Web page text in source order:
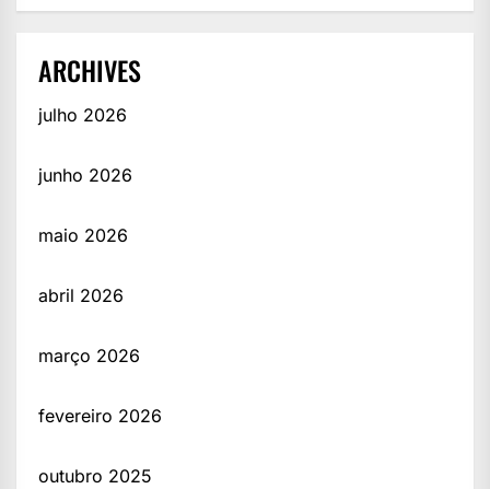
ARCHIVES
julho 2026
junho 2026
maio 2026
abril 2026
março 2026
fevereiro 2026
outubro 2025